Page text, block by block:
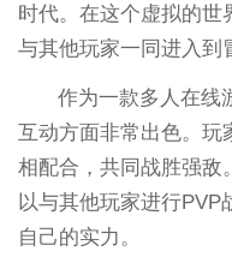
时代。在这个虚拟的世
与其他玩家一同进入到
作为一款多人在线
互动方面非常出色。玩
相配合，共同战胜强敌
以与其他玩家进行
自己的实力。